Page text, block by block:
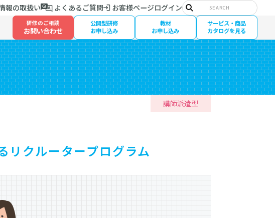
報の取扱い よくあるご質問 お客様ページログインサ
イ
ト
索:
検
索
研修のご相談
お問い合わせ
公開型研修
お申し込み
教材
お申し込み
サービス・商品
カタログを見る
講師派遣型
リクルータープログラム